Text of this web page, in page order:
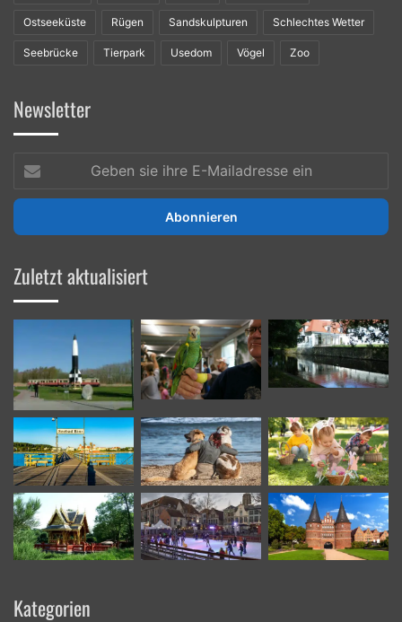
Ostseeküste Rügen Sandskulpturen Schlechtes Wetter
Seebrücke Tierpark Usedom Vögel Zoo
Newsletter
sie
ihre
Mailadresse
Zuletzt aktualisiert
Kategorien